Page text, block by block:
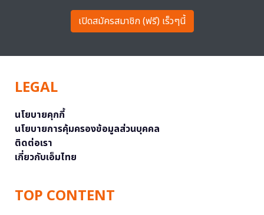
เปิดสมัครสมาชิก (ฟรี) เร็วๆนี้
LEGAL
นโยบายคุกกี้
นโยบายการคุ้มครองข้อมูลส่วนบุคคล
ติดต่อเรา
เกี่ยวกับเอ็มไทย
TOP CONTENT